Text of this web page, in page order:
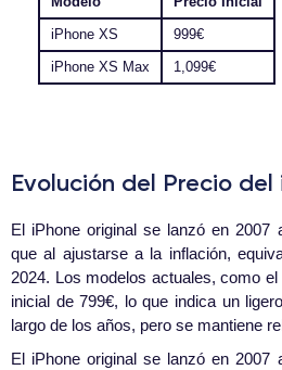
iPhone XS
999€
iPhone XS Max
1,099€
Evolución del Precio del
El iPhone original se lanzó en 2007
que al ajustarse a la inflación,
2024. Los modelos actuales, como
inicial de 799€, lo que indica un
largo de los años, pero se mantiene
El iPhone original se lanzó en 2007